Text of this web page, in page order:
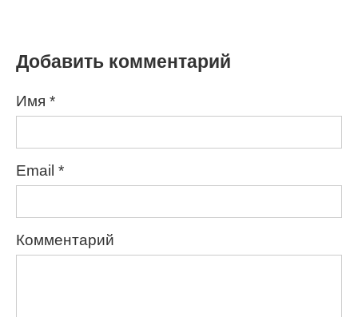
Добавить комментарий
Имя *
Email *
Комментарий